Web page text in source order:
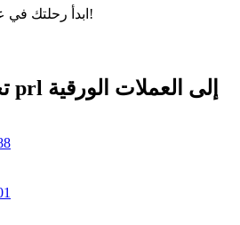
ابدأ رحلتك في عالم العملات المشفرة الآن!
تحويلات شائعة من prl إلى العملات الورقية